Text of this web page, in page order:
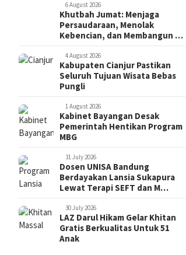
6 August 2026
Khutbah Jumat: Menjaga
Persaudaraan, Menolak
Kebencian, dan Membangun …
4 August 2026
Kabupaten Cianjur Pastikan
Seluruh Tujuan Wisata Bebas
Pungli
1 August 2026
Kabinet Bayangan Desak
Pemerintah Hentikan Program
MBG
31 July 2026
Dosen UNISA Bandung
Berdayakan Lansia Sukapura
Lewat Terapi SEFT dan M…
30 July 2026
LAZ Darul Hikam Gelar Khitan
Gratis Berkualitas Untuk 51
Anak